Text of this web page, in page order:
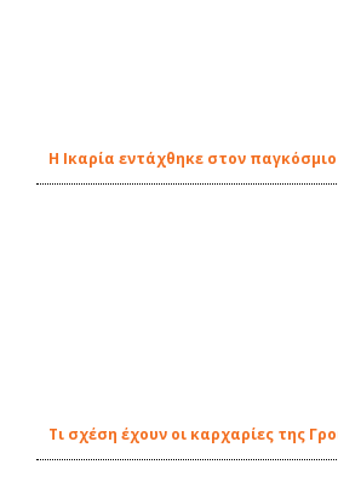
Η Ικαρία εντάχθηκε στον
Τι σχέση έχουν οι καρχαρίες της